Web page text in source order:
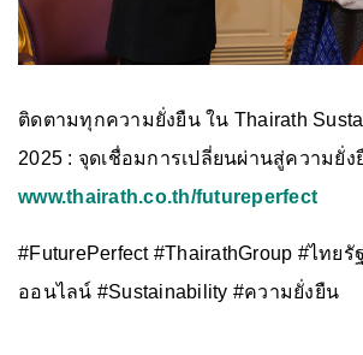
ติดตามทุกความยั่งยืน ใน Thairath
2025 : จุดเชื่อมการเปลี่ยนผ่านสู่ความยั่ง
www.thairath.co.th/futureperfect
#FuturePerfect #ThairathGroup #ไทยรั
ออนไลน์ #Sustainability #ความยั่งยืน